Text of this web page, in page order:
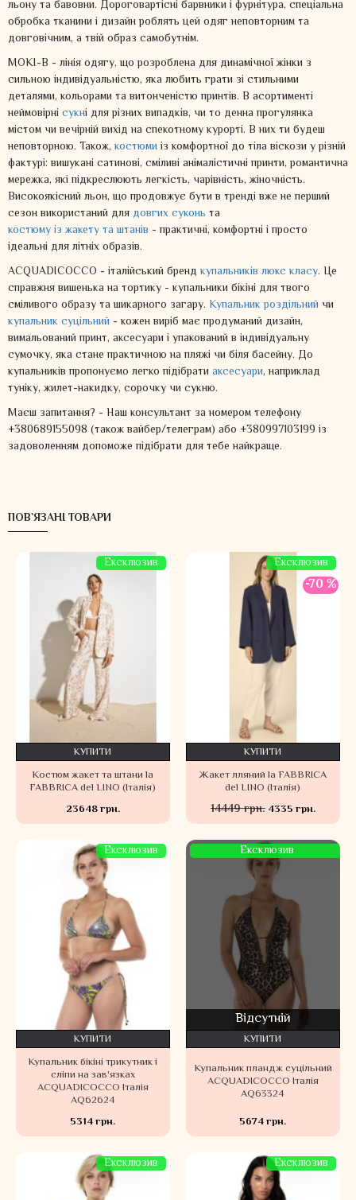
льону та бавовни. Дороговартісні барвники і фурнітура, спеціальна
обробка тканини і дизайн роблять цей одяг неповторним та
довговічним, а твій образ самобутнім.
MOKI-B - лінія одягу, що розроблена для динамічної жінки з
сильною індивідуальністю, яка любить грати зі стильними
деталями, кольорами та витонченістю принтів. В асортименті
неймовірні сукні для різних випадків, чи то денна прогулянка
містом чи вечірній вихід на спекотному курорті. В них ти будеш
неповторною. Також,костюми із комфортної до тіла віскози у різній
фактурі: вишукані сатинові, сміливі анімалістичні принти, романтична
мережка, які підкреслюють легкість, чарівність, жіночність.
Високоякісний льон, що продовжує бути в тренді вже не перший
сезон використаний для довгих суконь та
костюму із жакету та штанів - практичні, комфортні і просто
ідеальні для літніх образів.
ACQUADICOCCO - італійський брендкупальників люкс класу. Це
справжня вишенька на тортику - купальники бікіні для твого
сміливого образу та шикарного загару. Купальник роздільний чи
купальник суцільний - кожен виріб має продуманий дизайн,
вимальований принт, аксесуари і упакований в індивідуальну
сумочку, яка стане практичною на пляжі чи біля басейну. До
купальників пропонуємо легко підібрати аксесуари, наприклад
туніку, жилет-накидку, сорочку чи сукню.
Маєш запитання? - Наш консультант за номером телефону
+380689155098 (також вайбер/телеграм) або +380997103199 із
задоволенням допоможе підібрати для тебе найкраще.
ПОВ`ЯЗАНІ ТОВАРИ
Ексклюзив
Костюм жакет та штани la
FABBRICA del LINO (Італія)
23648 грн.
КУПИТИ
Ексклюзив
-70 %
Жакет лляний la FABBRICA
del LINO (Італія)
14449 грн. 4335 грн.
КУПИТИ
Ексклюзив
Купальник бікіні трикутник і
сліпи на зав'язках
ACQUADICOCCO Італія
AQ62624
5314 грн.
КУПИТИ
Ексклюзив
Відсутній
Купальник пландж суцільний
ACQUADICOCCO Італія
AQ63324
5674 грн.
КУПИТИ
Ексклюзив Ексклюзив